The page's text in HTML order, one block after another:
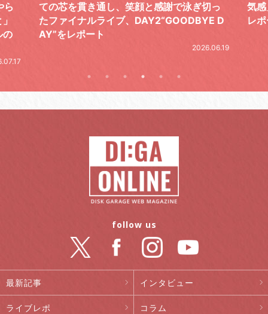
ら
の
ての芯を貫き通し、笑顔と感謝で泳ぎ切っ
たファイナルライブ、DAY2“GOODBYE D
AY”をレポート
2026.06.19
気
レ
最新記事 インタビュー
ライブレポ コラム
follow us